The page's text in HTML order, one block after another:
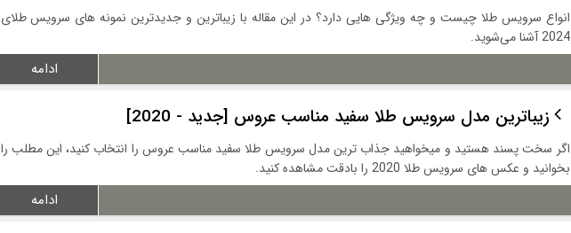
انواع سرویس طلا چیست و چه ویژگی هایی دارد؟ در این مقاله با زیباترین و جدیدترین نمونه های سرویس طلای
2024 آشنا می‌شوید.
ادامه
زیباترین مدل سرویس طلا سفید مناسب عروس [جدید - 2020]
اگر سخت پسند هستید و میخواهید جذاب ترین مدل سرویس طلا سفید مناسب عروس را انتخاب کنید، این مطلب را
بخوانید و عکس های سرویس طلا 2020 را بادقت مشاهده کنید.
ادامه